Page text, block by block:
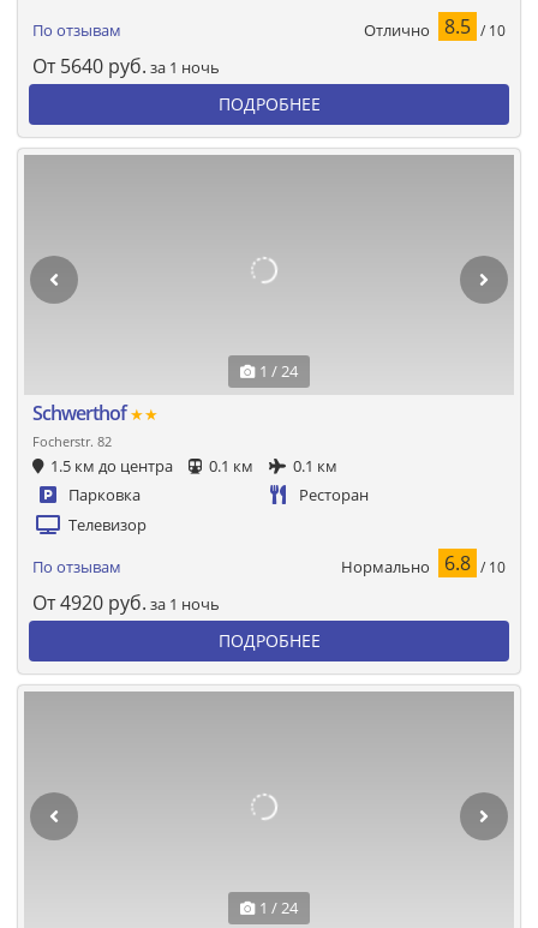
По отзывам Отлично 8.5 / 10
От 5640 руб. за 1 ночь
ПОДРОБНЕЕ
1 / 24
Schwerthof★★
Focherstr. 82
1.5 км до центра 0.1 км
0.1 км
Парковка
Ресторан
Телевизор
По отзывам Нормально 6.8 / 10
От4920 руб. за 1 ночь
ПОДРОБНЕЕ
1 / 24